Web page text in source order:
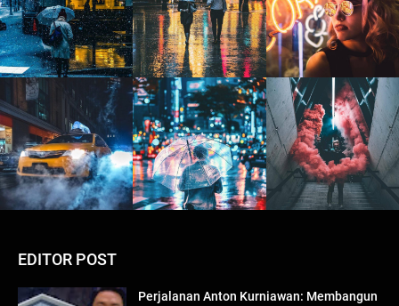
EDITOR POST
Perjalanan Anton Kurniawan: Membangun